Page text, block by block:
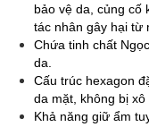
bảo vệ da, củng cố
tác nhân gây hại từ
Chứa tinh chất
da.
Cấu trúc hexagon
da mặt, không bị
Khả năng giữ ẩm